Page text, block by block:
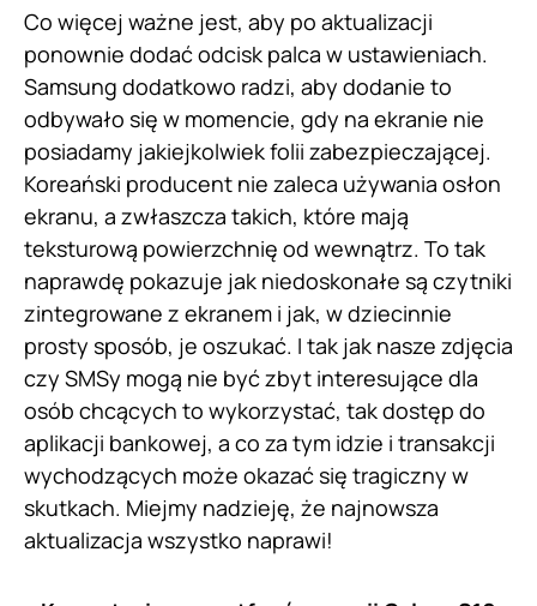
Co więcej ważne jest, aby po aktualizacji
ponownie dodać odcisk palca w ustawieniach.
Samsung dodatkowo radzi, aby dodanie to
odbywało się w momencie, gdy na ekranie nie
posiadamy jakiejkolwiek folii zabezpieczającej.
Koreański producent nie zaleca używania osłon
ekranu, a zwłaszcza takich, które mają
teksturową powierzchnię od wewnątrz. To tak
naprawdę pokazuje jak niedoskonałe są czytniki
zintegrowane z ekranem i jak, w dziecinnie
prosty sposób, je oszukać. I tak jak nasze zdjęcia
czy SMSy mogą nie być zbyt interesujące dla
osób chcących to wykorzystać, tak dostęp do
aplikacji bankowej, a co za tym idzie i transakcji
wychodzących może okazać się tragiczny w
skutkach. Miejmy nadzieję, że najnowsza
aktualizacja wszystko naprawi!